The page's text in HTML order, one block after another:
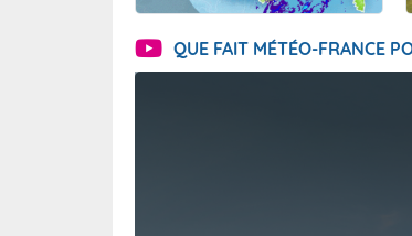
QUE FAIT MÉTÉO-FRANCE